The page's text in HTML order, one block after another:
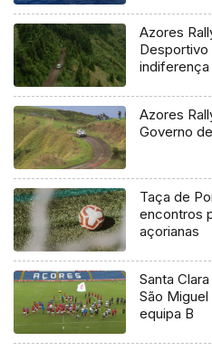
Azores
Desportivo
Azores
Governo
Taça de
encontros
açorianas
Santa
São
equipa B